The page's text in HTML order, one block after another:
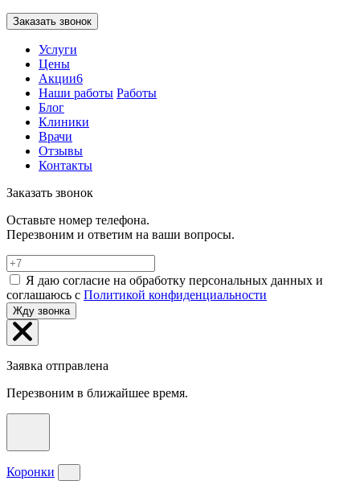
Заказать звонок
Услуги
Цены
Акции6
Наши работы Работы
Блог
Клиники
Врачи
Отзывы
Контакты
Заказать звонок
Оставьте номер телефона.
Перезвоним и ответим на ваши вопросы.
Я даю согласие на обработку персональных данных и
соглашаюсь с Политикой конфиденциальности
Жду звонка
Заявка отправлена
Перезвоним в ближайшее время.
Коронки